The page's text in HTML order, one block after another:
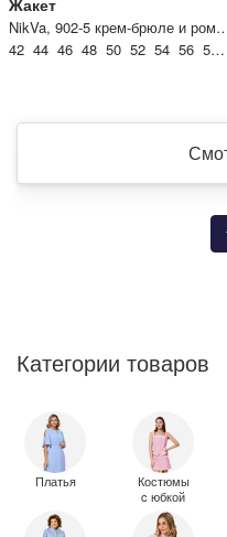
Жакет
NikVa, 902-5 крем-
42 44 46 48 50 52 54 56 58 60
Категории товаров
Платья
Костюмы
c юбкой